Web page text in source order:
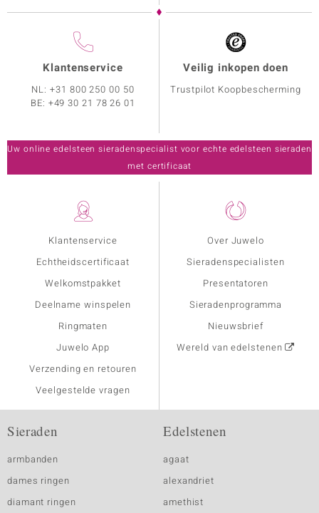
Klantenservice
Echtheidscertificaat
Welkomstpakket
Deelname winspelen
Ringmaten
Juwelo App
Verzending en retouren
Veelgestelde vragen
Over Juwelo
Sieradenspecialisten
Presentatoren
Sieradenprogramma
Nieuwsbrief
Wereld van edelstenen
Klantenservice
NL:+31 800 250 00 50
BE: +49 30 21 78 26 01
Veilig inkopen doen
Trustpilot Koopbescherming
Uw online edelsteen sieradenspecialist voor echte edelsteen sieraden
met certificaat
Sieraden
armbanden
dames ringen
diamant ringen
Edelstenen
agaat
alexandriet
amethist